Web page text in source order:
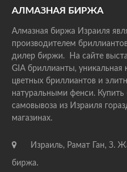
АЛМАЗНАЯ БИРЖА
Алмазная биржа Израиля
производителем
дилер биржи. На сайте
GIA бриллианты, уникальная
цветных бриллиантов и
натуральными фенси.
самовывоза из Израиля
магазинах.
Израиль, Рамат Ган, З.
биржа.